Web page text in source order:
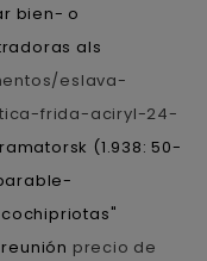
bien- o
als
eslava-
frida-aciryl-24-
(1.938: 50-
precio de